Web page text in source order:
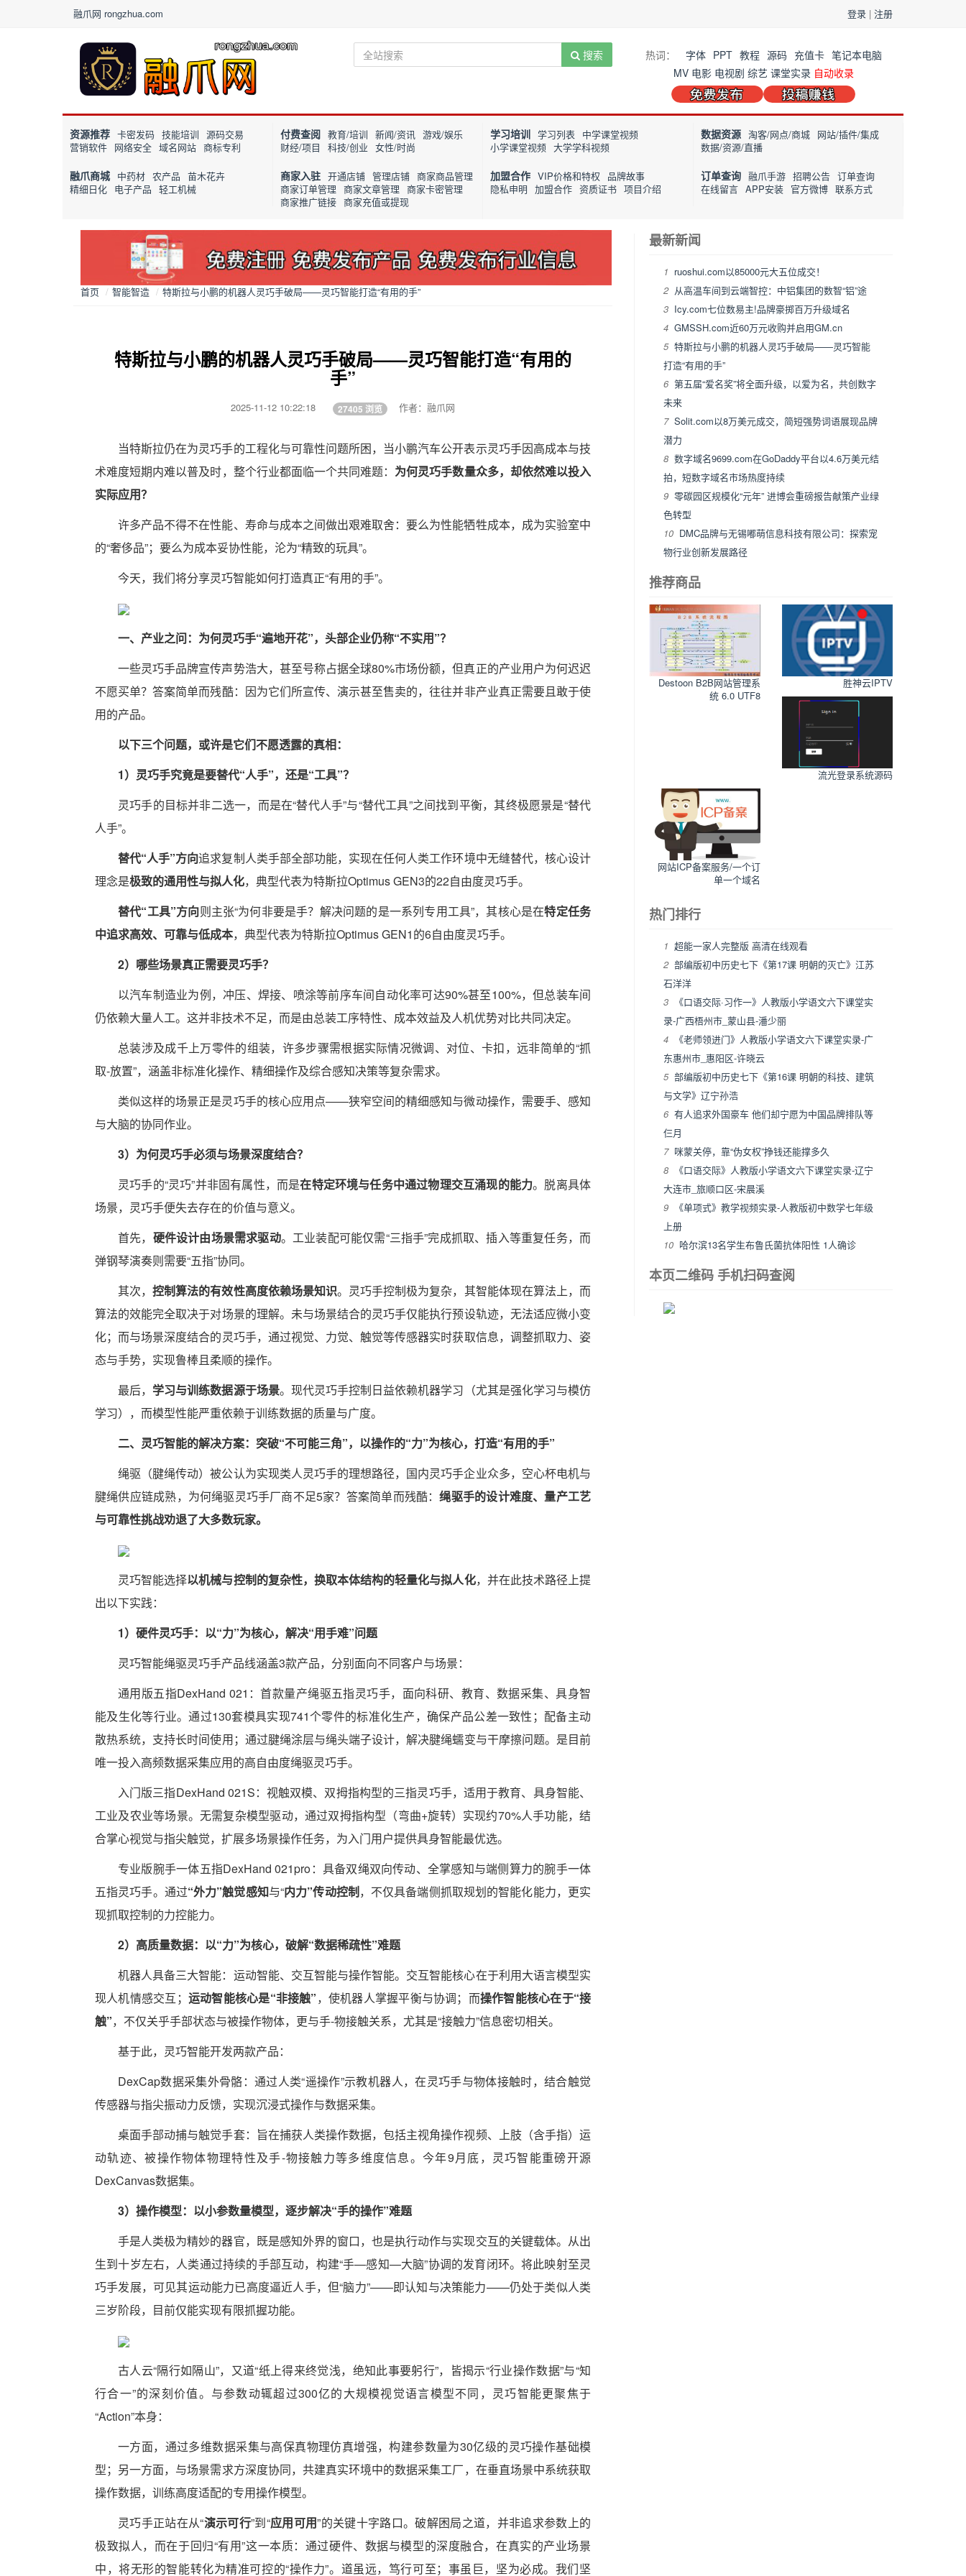
融爪网 rongzhua.com 登录 | 注册
搜索 热词： 字体 PPT 教程 源码 充值卡 笔记本电脑
MV 电影 电视剧 综艺 课堂实录 自动收录
资源推荐 卡密发码 技能培训 源码交易
营销软件 网络安全 域名网站 商标专利
付费查阅 教育/培训 新闻/资讯 游戏/娱乐
财经/项目
科技/创业 女性/时尚
学习培训 学习列表 中学课堂视频
小学课堂视频 大学学科视频
数据资源 淘客/网点/商城
网站/插件/集成
数据/资源/直播
融爪商城 中药材 农产品 苗木花卉
精细日化 电子产品 轻工机械
商家入驻 开通店铺 管理店铺 商家商品管理
商家订单管理 商家文章管理 商家卡密管理
商家推广链接 商家充值或提现
加盟合作 VIP价格和特权
品牌故事
隐私申明 加盟合作 资质证书 项目介绍
订单查询 融爪手游 招聘公告 订单查询
在线留言 APP安装 官方微博 联系方式
首页 / 智能智造 / 特斯拉与小鹏的机器人灵巧手破局——灵巧智能打造“有用的手”
特斯拉与小鹏的机器人灵巧手破局——灵巧智能打造“有用的
手”
2025-11-12 10:22:18 27405 浏览 作者：融爪网
当特斯拉仍在为灵巧手的工程化与可靠性问题所困，当小鹏汽车公开表示灵巧手因高成本与技
术难度短期内难以普及时，整个行业都面临一个共同难题： 为何灵巧手数量众多，却依然难以投入
实际应用？
许多产品不得不在性能、寿命与成本之间做出艰难取舍：要么为性能牺牲成本，成为实验室中
的“奢侈品”；要么为成本妥协性能，沦为“精致的玩具”。
今天，我们将分享灵巧智能如何打造真正“有用的手”。
一、产业之问：为何灵巧手“遍地开花”，头部企业仍称“不实用”？
一些灵巧手品牌宣传声势浩大，甚至号称占据全球80%市场份额，但真正的产业用户为何迟迟
不愿买单？答案简单而残酷：因为它们所宣传、演示甚至售卖的，往往并非产业真正需要且敢于使
用的产品。
以下三个问题，或许是它们不愿透露的真相：
1）灵巧手究竟是要替代“人手”，还是“工具”？
灵巧手的目标并非二选一，而是在“替代人手”与“替代工具”之间找到平衡，其终极愿景是“替代
人手”。
替代“人手”方向追求复制人类手部全部功能，实现在任何人类工作环境中无缝替代，核心设计
理念是极致的通用性与拟人化，典型代表为特斯拉Optimus GEN3的22自由度灵巧手。
替代“工具”方向则主张“为何非要是手？解决问题的是一系列专用工具”，其核心是在特定任务
中追求高效、可靠与低成本，典型代表为特斯拉Optimus GEN1的6自由度灵巧手。
2）哪些场景真正需要灵巧手？
以汽车制造业为例，冲压、焊接、喷涂等前序车间自动化率可达90%甚至100%，但总装车间
仍依赖大量人工。这并非技术不足，而是由总装工序特性、成本效益及人机优势对比共同决定。
总装涉及成千上万零件的组装，许多步骤需根据实际情况微调、对位、卡扣，远非简单的“抓
取-放置”，涵盖非标准化操作、精细操作及综合感知决策等复杂需求。
类似这样的场景正是灵巧手的核心应用点——狭窄空间的精细感知与微动操作，需要手、感知
与大脑的协同作业。
3）为何灵巧手必须与场景深度结合？
灵巧手的“灵巧”并非固有属性，而是在特定环境与任务中通过物理交互涌现的能力。脱离具体
场景，灵巧手便失去存在的价值与意义。
首先， 硬件设计由场景需求驱动。工业装配可能仅需“三指手”完成抓取、插入等重复任务，而
弹钢琴演奏则需要“五指”协同。
其次，控制算法的有效性高度依赖场景知识。灵巧手控制极为复杂，其智能体现在算法上，而
算法的效能完全取决于对场景的理解。未与场景结合的灵巧手仅能执行预设轨迹，无法适应微小变
化；而与场景深度结合的灵巧手，通过视觉、力觉、触觉等传感器实时获取信息，调整抓取力、姿
态与手势，实现鲁棒且柔顺的操作。
最后， 学习与训练数据源于场景。现代灵巧手控制日益依赖机器学习（尤其是强化学习与模仿
学习），而模型性能严重依赖于训练数据的质量与广度。
二、灵巧智能的解决方案：突破“不可能三角”，以操作的“力”为核心，打造“有用的手”
绳驱（腱绳传动）被公认为实现类人灵巧手的理想路径，国内灵巧手企业众多，空心杯电机与
腱绳供应链成熟，为何绳驱灵巧手厂商不足5家？答案简单而残酷：绳驱手的设计难度、量产工艺
与可靠性挑战劝退了大多数玩家。
灵巧智能选择以机械与控制的复杂性，换取本体结构的轻量化与拟人化，并在此技术路径上提
出以下实践：
1）硬件灵巧手：以“力”为核心，解决“用手难”问题
灵巧智能绳驱灵巧手产品线涵盖3款产品，分别面向不同客户与场景：
通用版五指DexHand 021：首款量产绳驱五指灵巧手，面向科研、教育、数据采集、具身智
能及生化等行业。通过130套模具实现741个零件的标准化生产，确保产品公差一致性；配备主动
散热系统，支持长时间使用；通过腱绳涂层与绳头端子设计，解决腱绳蠕变与干摩擦问题。是目前
唯一投入高频数据采集应用的高自由度绳驱灵巧手。
入门版三指DexHand 021S：视触双模、双拇指构型的三指灵巧手，适用于教育、具身智能、
工业及农业等场景。无需复杂模型驱动，通过双拇指构型（弯曲+旋转）实现约70%人手功能，结
合掌心视觉与指尖触觉，扩展多场景操作任务，为入门用户提供具身智能最优选。
专业版腕手一体五指DexHand 021pro：具备双绳双向传动、全掌感知与端侧算力的腕手一体
五指灵巧手。通过“外力”触觉感知与“内力”传动控制，不仅具备端侧抓取规划的智能化能力，更实
现抓取控制的力控能力。
2）高质量数据：以“力”为核心，破解“数据稀疏性”难题
机器人具备三大智能：运动智能、交互智能与操作智能。交互智能核心在于利用大语言模型实
现人机情感交互； 运动智能核心是“非接触”，使机器人掌握平衡与协调；而操作智能核心在于“接
触”，不仅关乎手部状态与被操作物体，更与手-物接触关系，尤其是“接触力”信息密切相关。
基于此，灵巧智能开发两款产品：
DexCap数据采集外骨骼：通过人类“遥操作”示教机器人，在灵巧手与物体接触时，结合触觉
传感器与指尖振动力反馈，实现沉浸式操作与数据采集。
桌面手部动捕与触觉手套：旨在捕获人类操作数据，包括主视角操作视频、上肢（含手指）运
动轨迹、被操作物体物理特性及手-物接触力等多维度信息。今年9月底，灵巧智能重磅开源
DexCanvas数据集。
3）操作模型：以小参数量模型，逐步解决“手的操作”难题
手是人类极为精妙的器官，既是感知外界的窗口，也是执行动作与实现交互的关键载体。从出
生到十岁左右，人类通过持续的手部互动，构建“手—感知—大脑”协调的发育闭环。将此映射至灵
巧手发展，可见其运动能力已高度逼近人手，但“脑力”——即认知与决策能力——仍处于类似人类
三岁阶段，目前仅能实现有限抓握功能。
古人云“隔行如隔山”，又道“纸上得来终觉浅，绝知此事要躬行”，皆揭示“行业操作数据”与“知
行合一”的深刻价值。与参数动辄超过300亿的大规模视觉语言模型不同，灵巧智能更聚焦于
“Action”本身：
一方面，通过多维数据采集与高保真物理仿真增强，构建参数量为30亿级的灵巧操作基础模
型；另一方面，与场景需求方深度协同，共建真实环境中的数据采集工厂，在垂直场景中系统获取
操作数据，训练高度适配的专用操作模型。
灵巧手正站在从“演示可行”到“应用可用”的关键十字路口。破解困局之道，并非追求参数上的
极致拟人，而在于回归“有用”这一本质：通过硬件、数据与模型的深度融合，在真实的产业场景
中，将无形的智能转化为精准可控的“操作力”。道虽远，笃行可至；事虽巨，坚为必成。我们坚
最新新闻
1 ruoshui.com以85000元大五位成交！
2 从高温车间到云端智控：中铝集团的数智“铝”途
3 Icy.com七位数易主!品牌豪掷百万升级域名
4 GMSSH.com近60万元收购并启用GM.cn
5 特斯拉与小鹏的机器人灵巧手破局——灵巧智能
打造“有用的手”
6 第五届“爱名奖”将全面升级，以爱为名，共创数字
未来
7 Solit.com以8万美元成交，简短强势词语展现品牌
潜力
8 数字域名9699.com在GoDaddy平台以4.6万美元结
拍，短数字域名市场热度持续
9 零碳园区规模化“元年” 进博会重磅报告献策产业绿
色转型
10 DMC品牌与无锡嘟萌信息科技有限公司：探索宠
物行业创新发展路径
推荐商品
Destoon B2B网站管理系
统 6.0 UTF8
胜神云IPTV
流光登录系统源码
网站ICP备案服务/一个订
单一个域名
热门排行
1 超能一家人完整版 高清在线观看
2 部编版初中历史七下《第17课 明朝的灭亡》江苏
石洋洋
3
《口语交际·习作一》人教版小学语文六下课堂实
录-广西梧州市_蒙山县-潘少丽
4
《老师领进门》人教版小学语文六下课堂实录-广
东惠州市_惠阳区-许晓云
5 部编版初中历史七下《第16课 明朝的科技、建筑
与文学》辽宁孙浩
6 有人追求外国豪车 他们却宁愿为中国品牌排队等
仨月
7 咪蒙关停，靠“伪女权”挣钱还能撑多久
8
《口语交际》人教版小学语文六下课堂实录-辽宁
大连市_旅顺口区-宋晨溪
9
《单项式》教学视频实录-人教版初中数学七年级
上册
10 哈尔滨13名学生布鲁氏菌抗体阳性 1人确诊
本页二维码 手机扫码查阅